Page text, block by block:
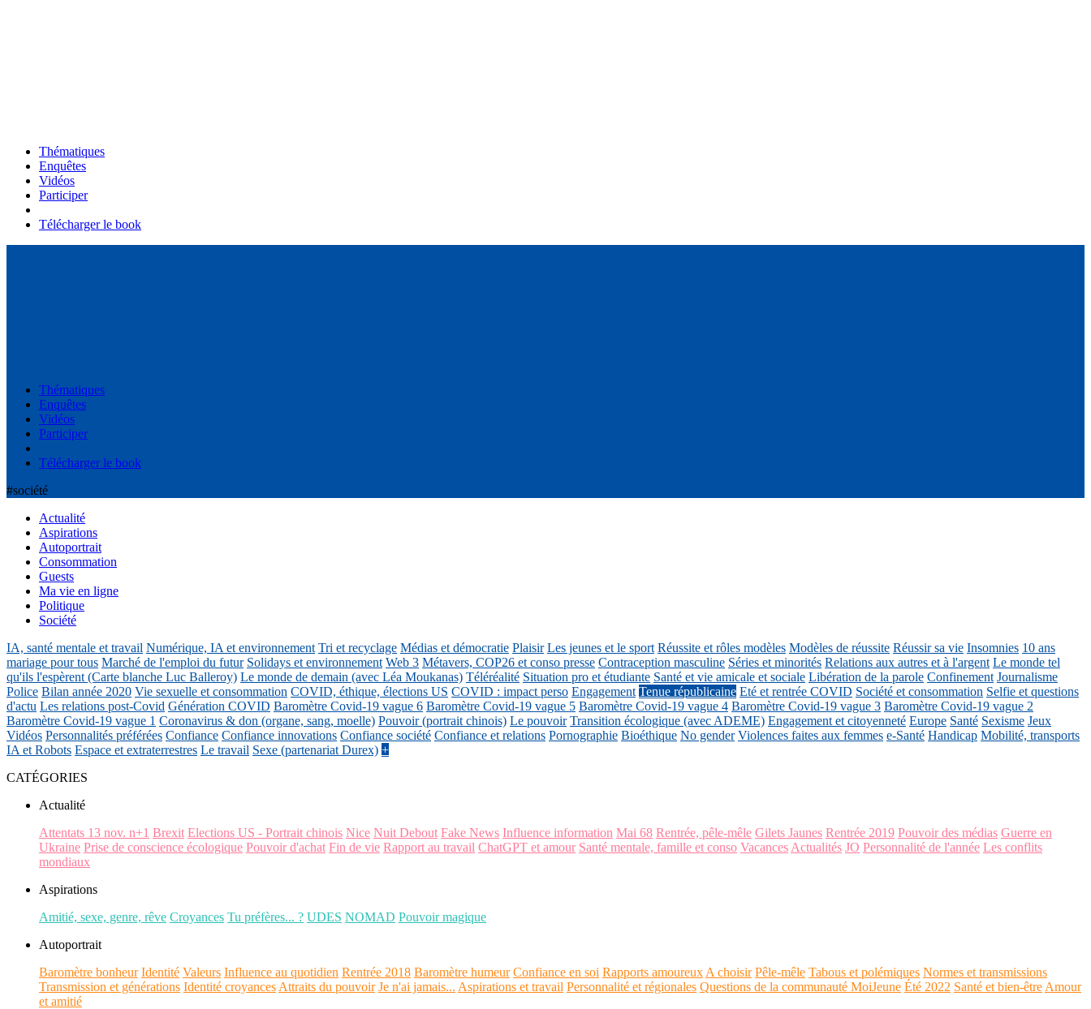
Thématiques
Enquêtes
Vidéos
Participer
Télécharger le book
Thématiques
Enquêtes
Vidéos
Participer
Télécharger le book
#société
Actualité
Aspirations
Autoportrait
Consommation
Guests
Ma vie en ligne
Politique
Société
IA, santé mentale et travail Numérique, IA et environnement Tri et recyclage Médias et démocratie Plaisir Les jeunes et le sport Réussite et rôles modèles Modèles de réussite Réussir sa vie Insomnies 10 ans
mariage pour tous Marché de l'emploi du futur Solidays et environnement Web 3 Métavers, COP26 et conso presse Contraception masculine Séries et minorités Relations aux autres et à l'argent Le monde tel
qu'ils l'espèrent (Carte blanche Luc Balleroy) Le monde de demain (avec Léa Moukanas) Téléréalité Situation pro et étudiante Santé et vie amicale et sociale Libération de la parole Confinement Journalisme
Police Bilan année 2020 Vie sexuelle et consommation COVID, éthique, élections US COVID : impact perso Engagement Tenue républicaine Eté et rentrée COVID Société et consommation Selfie et questions
d'actu Les relations post-Covid Génération COVID Baromètre Covid-19 vague 6 Baromètre Covid-19 vague 5 Baromètre Covid-19 vague 4 Baromètre Covid-19 vague 3 Baromètre Covid-19 vague 2
Baromètre Covid-19 vague 1 Coronavirus & don (organe, sang, moelle) Pouvoir (portrait chinois) Le pouvoir Transition écologique (avec ADEME) Engagement et citoyenneté Europe Santé Sexisme Jeux
Vidéos Personnalités préférées Confiance Confiance innovations Confiance société Confiance et relations Pornographie Bioéthique No gender Violences faites aux femmes e-Santé Handicap Mobilité, transports
IA et Robots Espace et extraterrestres Le travail Sexe (partenariat Durex) +
CATÉGORIES
Actualité
Attentats 13 nov. n+1 Brexit Elections US - Portrait chinois Nice Nuit Debout Fake News Influence information Mai 68 Rentrée, pêle-mêle Gilets Jaunes Rentrée 2019 Pouvoir des médias Guerre en
Ukraine Prise de conscience écologique Pouvoir d'achat Fin de vie Rapport au travail ChatGPT et amour Santé mentale, famille et conso Vacances Actualités JO Personnalité de l'année Les conflits
mondiaux
Aspirations
Amitié, sexe, genre, rêve Croyances Tu préfères... ? UDES NOMAD Pouvoir magique
Autoportrait
Baromètre bonheur Identité Valeurs Influence au quotidien Rentrée 2018 Baromètre humeur Confiance en soi Rapports amoureux A choisir Pêle-mêle Tabous et polémiques Normes et transmissions
Transmission et générations Identité croyances Attraits du pouvoir Je n'ai jamais... Aspirations et travail Personnalité et régionales Questions de la communauté MoiJeune Été 2022 Santé et bien-être Amour
et amitié